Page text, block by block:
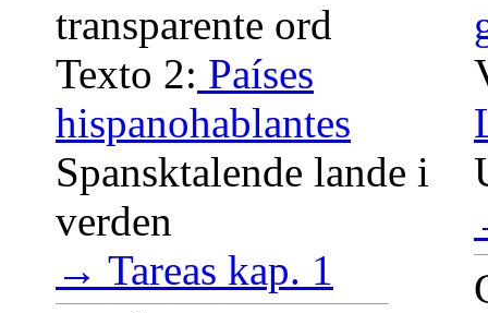
transparente ord
Texto 2: Países
hispanohablantes
Spansktalende lande i
verden
→ Tareas kap. 1